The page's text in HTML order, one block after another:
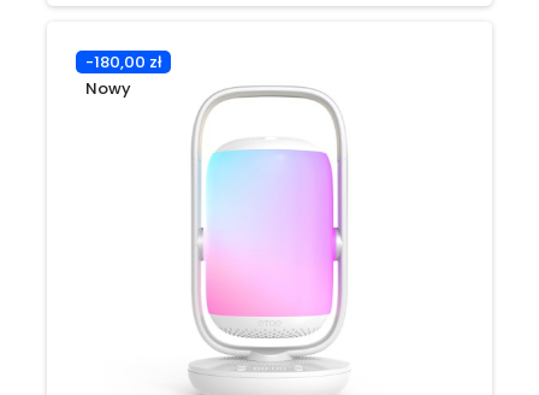
-180,00 zł
Nowy